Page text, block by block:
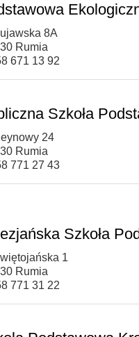
8A
Rumia
671 13 92
Szkoła
24
Rumia
771 27 43
Szkoła
1
Rumia
771 31 22